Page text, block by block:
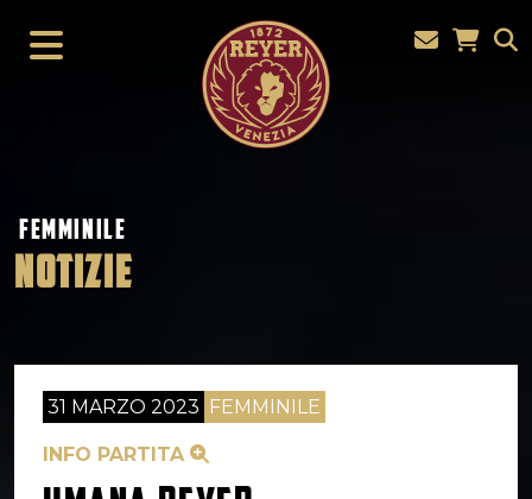
FEMMINILE
NOTIZIE
31 MARZO 2023 FEMMINILE
INFO PARTITA